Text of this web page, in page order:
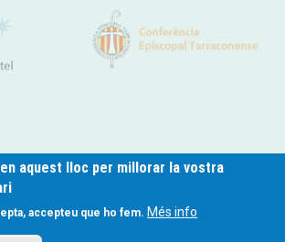
Politica de Cookies
aquest lloc per millorar la vostra
accepteu que ho fem. Més info